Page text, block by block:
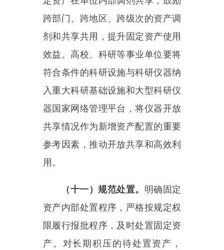
等方式公开处置。处置收入扣除相
关税金、评估费、拍卖佣金等费用
后，按照政府非税收入收缴管理有
关规定及时缴入国库，实行“收支
两条线”管理。
四、完善追责机制，加强监督
检查
各单位应当建立健全固定资产损失
追责机制，落实损失赔偿责任。对